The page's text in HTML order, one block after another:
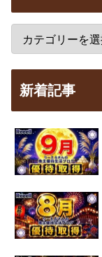
新着記事